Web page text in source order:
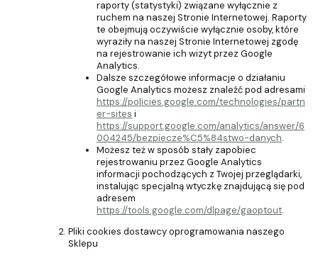
raporty (statystyki) związane wyłącznie z
ruchem na naszej Stronie Internetowej. Raporty
te obejmują oczywiście wyłącznie osoby, które
wyraziły na naszej Stronie Internetowej zgodę
na rejestrowanie ich wizyt przez Google
Analytics.
Dalsze szczegółowe informacje o działaniu
Google Analytics możesz znaleźć pod adresami
https://policies.google.com/technologies/partn
er-sites i
https://support.google.com/analytics/answer/6
004245/bezpiecze%C5%84stwo-danych.
Możesz też w sposób stały zapobiec
rejestrowaniu przez Google Analytics
informacji pochodzących z Twojej przeglądarki,
instalując specjalną wtyczkę znajdującą się pod
adresem
https://tools.google.com/dlpage/gaoptout.
Pliki cookies dostawcy oprogramowania naszego
Sklepu